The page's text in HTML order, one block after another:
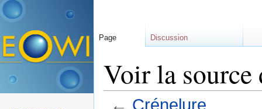
Voir la source
← Crénelure
Page Discussion